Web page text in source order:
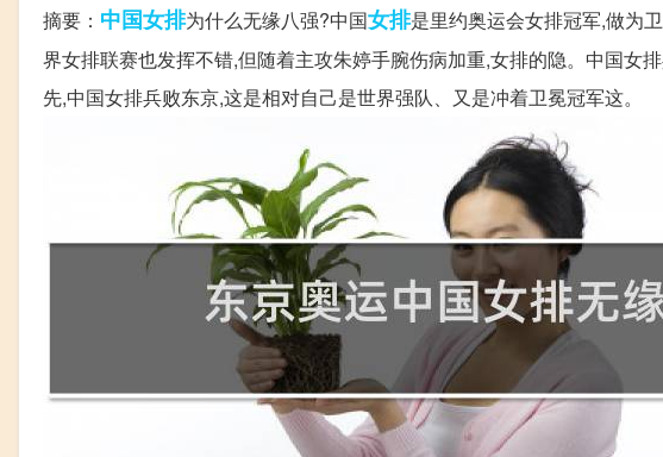
摘要： 中国女排为什么无缘八强?中国女排是里约奥运会女排冠军,做为
界女排联赛也发挥不错,但随着主攻朱婷手腕伤病加重,女排的隐。中国女
先,中国女排兵败东京,这是相对自己是世界强队、又是冲着卫冕冠军这。